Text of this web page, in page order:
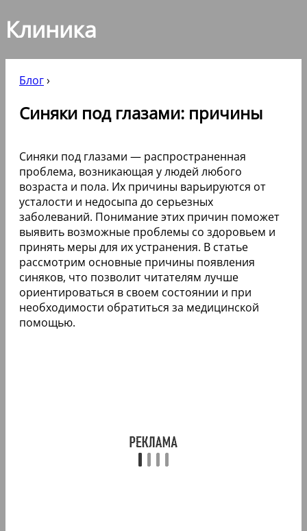
Клиника
Блог›
Синяки под глазами: причины
Синяки под глазами — распространенная
проблема, возникающая у людей любого
возраста и пола. Их причины варьируются от
усталости и недосыпа до серьезных
заболеваний. Понимание этих причин поможет
выявить возможные проблемы со здоровьем и
принять меры для их устранения. В статье
рассмотрим основные причины появления
синяков, что позволит читателям лучше
ориентироваться в своем состоянии и при
необходимости обратиться за медицинской
помощью.